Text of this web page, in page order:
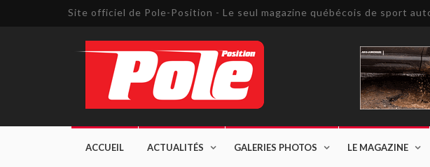
Site officiel de Pole-Position - Le seul magazine québécois de sport
ACCUEIL ACTUALITÉS GALERIES PHOTOS LE MAGAZINE